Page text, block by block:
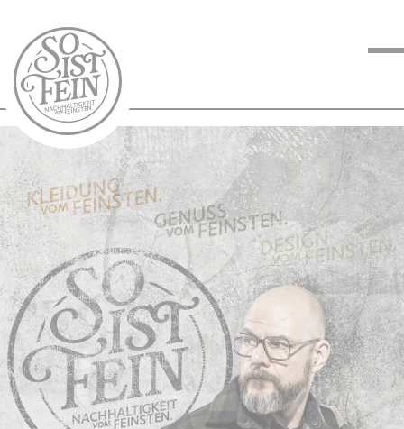
NACHHALTIGKEIT
VOM FEINSTEN
KOCHEN VOM
FEINSTEN
BLOG
KONTAKT